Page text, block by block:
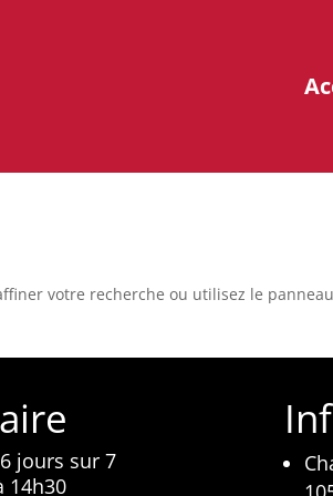
votre recherche ou utilisez le
jours sur 7
14h30